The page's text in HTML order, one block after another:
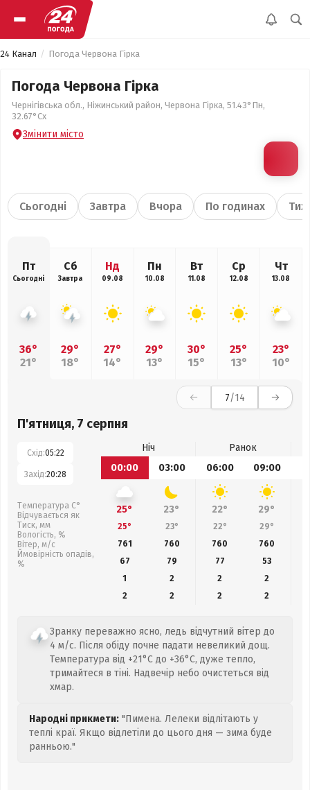
24 Канал Погода Червона Гірка
Погода Червона Гірка
Чернігівська обл., Ніжинський район, Червона Гірка, 51.43°Пн,
32.67°Сх
Змінити місто
Сьогодні Завтра Вчора По годинах
Пт
Сьогодні
36°
21°
Сб
Завтра
29°
18°
Нд
09.08
27°
14°
Пн
10.08
29°
13°
Вт
11.08
30°
15°
Ср
12.08
25°
13°
Чт
13.08
23°
10°
7/14
П'ятниця, 7 серпня
Схід:05:22
Захід:20:28
Температура С°
Відчувається як
Тиск, мм
Вологість, %
Вітер, м/с
Ймовірність опадів,
%
Ніч
Ранок
00:00
03:00 06:00 09:00
25° 23° 22° 29°
25° 23° 22° 29°
761
760 760 760
67
79 77 53
1
2 2
2
2
2 2 2
Зранку переважно ясно, ледь відчутний вітер до
4 м/с. Після обіду почне падати невеликий дощ.
Температура від +21°C до +36°C, дуже тепло,
тримайтеся в тіні. Надвечір небо очистеться від
хмар.
Народні прикмети: "Пимена. Лелеки відлітають у
теплі краї. Якщо відлетіли до цього дня — зима буде
ранньою."